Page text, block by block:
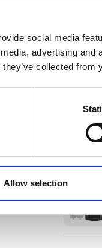
social media
advertising
collected
Allow selection